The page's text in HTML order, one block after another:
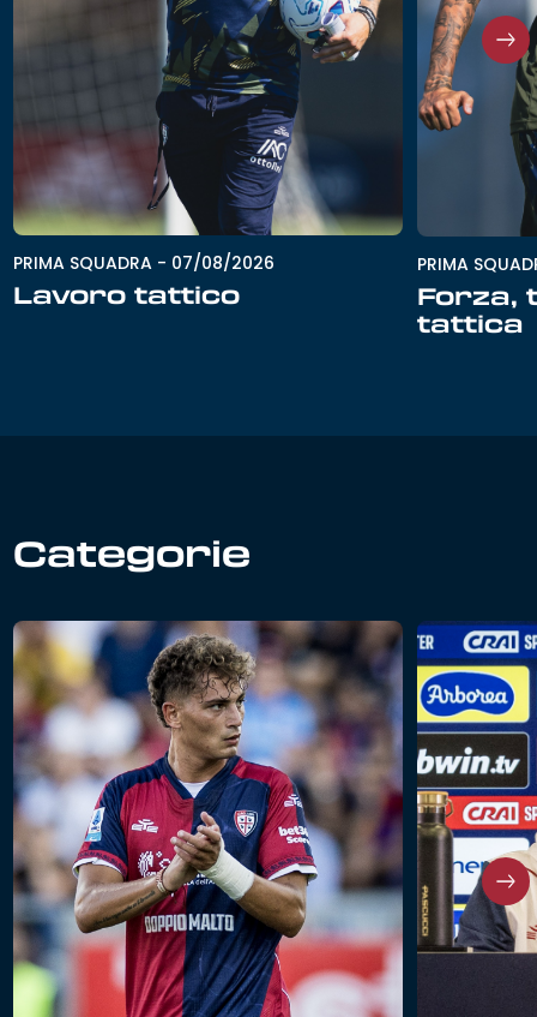
PRIMA SQUADRA - 07/08/2026
Lavoro tattico
PRIMA
Forza,
tattica
Categorie